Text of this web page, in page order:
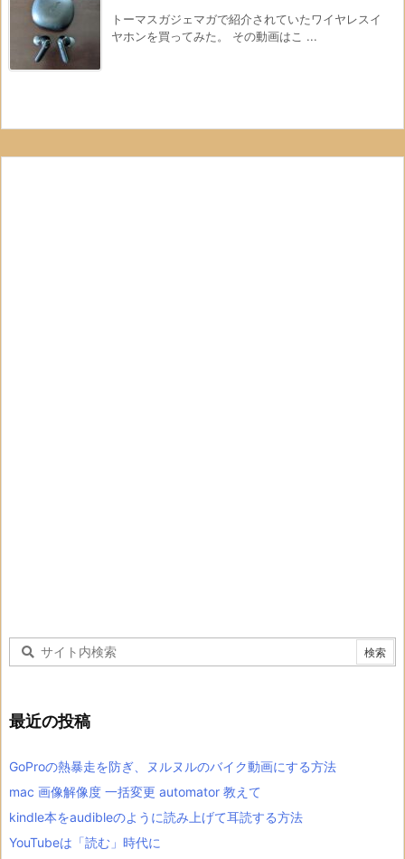
トーマスガジェマガで紹介されていたワイヤレスイ
ヤホンを買ってみた。 その動画はこ ...
最近の投稿
GoProの熱暴走を防ぎ、ヌルヌルのバイク動画にする方法
mac 画像解像度 一括変更 automator 教えて
kindle本をaudibleのように読み上げて耳読する方法
YouTubeは「読む」時代に